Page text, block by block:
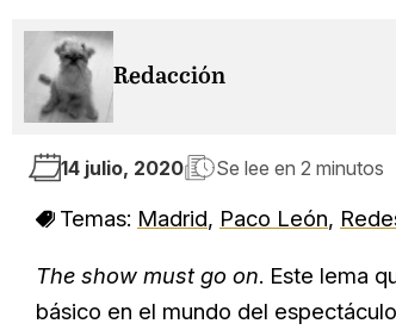
Redacción
14 julio, 2020 Se lee en 2 minutos
Temas: Madrid, Paco León,
The show must go on. Este lema
básico en el mundo del